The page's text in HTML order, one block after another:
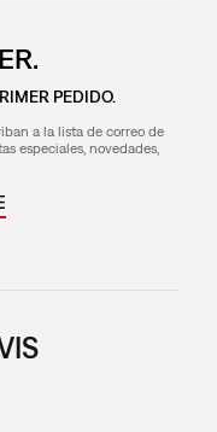
PEDIDO.
a la lista de correo de
especiales, novedades,